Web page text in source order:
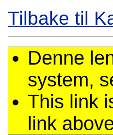
Tilbake til
Denne
system,
This link
link